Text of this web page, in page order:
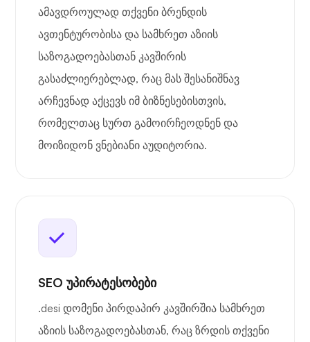
ამავდროულად თქვენი ბრენდის
ავთენტურობისა და სამხრეთ აზიის
საზოგადოებასთან კავშირის
გასაძლიერებლად, რაც მას შესანიშნავ
არჩევნად აქცევს იმ ბიზნესებისთვის,
რომელთაც სურთ გამოირჩეოდნენ და
მოიზიდონ ვნებიანი აუდიტორია.
SEO უპირატესობები
.desi დომენი პირდაპირ კავშირშია სამხრეთ
აზიის საზოგადოებასთან, რაც ზრდის თქვენი